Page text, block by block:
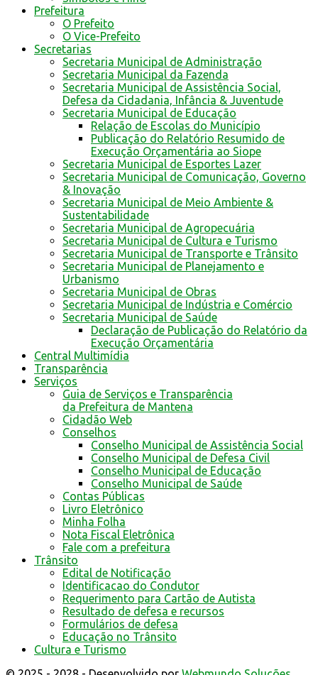
Prefeitura
O Prefeito
O Vice-Prefeito
Secretarias
Secretaria Municipal de Administração
Secretaria Municipal da Fazenda
Secretaria Municipal de Assistência Social,
Defesa da Cidadania, Infância & Juventude
Secretaria Municipal de Educação
Relação de Escolas do Município
Publicação do Relatório Resumido de
Execução Orçamentária ao Siope
Secretaria Municipal de Esportes Lazer
Secretaria Municipal de Comunicação, Governo
& Inovação
Secretaria Municipal de Meio Ambiente &
Sustentabilidade
Secretaria Municipal de Agropecuária
Secretaria Municipal de Cultura e Turismo
Secretaria Municipal de Transporte e Trânsito
Secretaria Municipal de Planejamento e
Urbanismo
Secretaria Municipal de Obras
Secretaria Municipal de Indústria e Comércio
Secretaria Municipal de Saúde
Declaração de Publicação do Relatório da
Execução Orçamentária
Central Multimídia
Transparência
Serviços
Guia de Serviços e Transparência
da Prefeitura de Mantena
Cidadão Web
Conselhos
Conselho Municipal de Assistência Social
Conselho Municipal de Defesa Civil
Conselho Municipal de Educação
Conselho Municipal de Saúde
Contas Públicas
Livro Eletrônico
Minha Folha
Nota Fiscal Eletrônica
Fale com a prefeitura
Trânsito
Edital de Notificação
Identificacao do Condutor
Requerimento para Cartão de Autista
Resultado de defesa e recursos
Formulários de defesa
Educação no Trânsito
Cultura e Turismo